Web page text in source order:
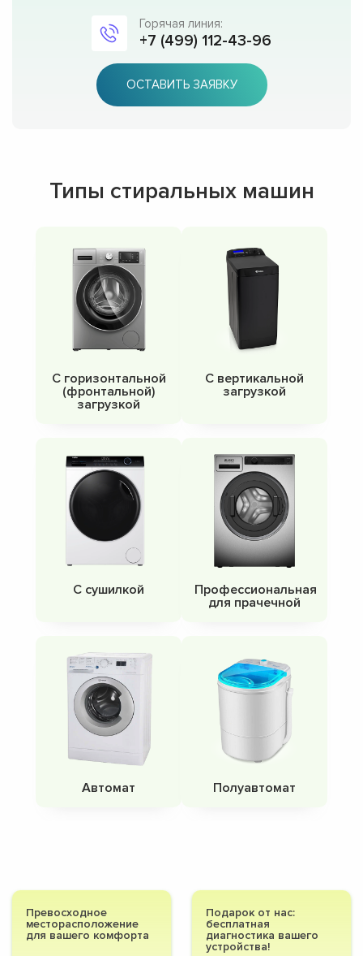
Горячая линия:
+7 (499) 112-43-96
ОСТАВИТЬ ЗАЯВКУ
Типы стиральных машин
С горизонтальной
(фронтальной)
загрузкой
С вертикальной
загрузкой
С сушилкой
Профессиональная
для прачечной
Автомат Полуавтомат
Превосходное
месторасположение
для вашего комфорта
Подарок от нас:
бесплатная
диагностика вашего
устройства!